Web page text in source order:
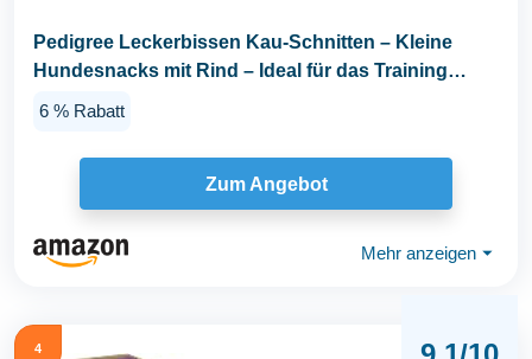
Pedigree Leckerbissen Kau-Schnitten – Kleine
Hundesnacks mit Rind – Ideal für das Training
6 % Rabatt
Zum Angebot
Mehr anzeigen ⏷
4